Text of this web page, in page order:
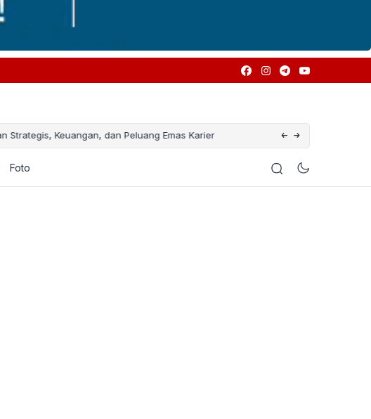
Strategis, Keuangan, dan Peluang Emas Karier Catat Tanggalnya ! Ini
Foto